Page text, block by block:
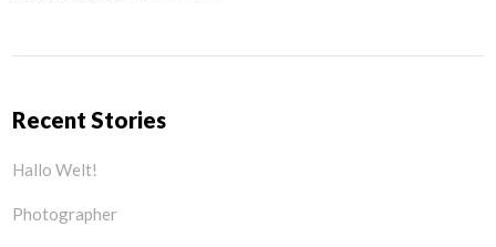
Recent Stories
Hallo Welt!
Photographer